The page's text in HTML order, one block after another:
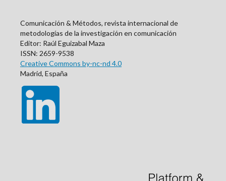
Comunicación & Métodos, revista internacional de
metodologías de la investigación en comunicación
Editor: Raúl Eguizabal Maza
ISSN: 2659-9538
Creative Commons by-nc-nd 4.0
Madrid, España